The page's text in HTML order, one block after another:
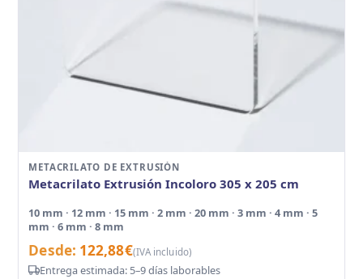
METACRILATO DE EXTRUSIÓN
Metacrilato Extrusión Incoloro 305 x 205 cm
10 mm · 12 mm · 15 mm · 2 mm · 20 mm · 3 mm · 4 mm · 5
mm · 6 mm · 8 mm
Desde: 122,88€(IVA incluido)
Entrega estimada: 5–9 días laborables